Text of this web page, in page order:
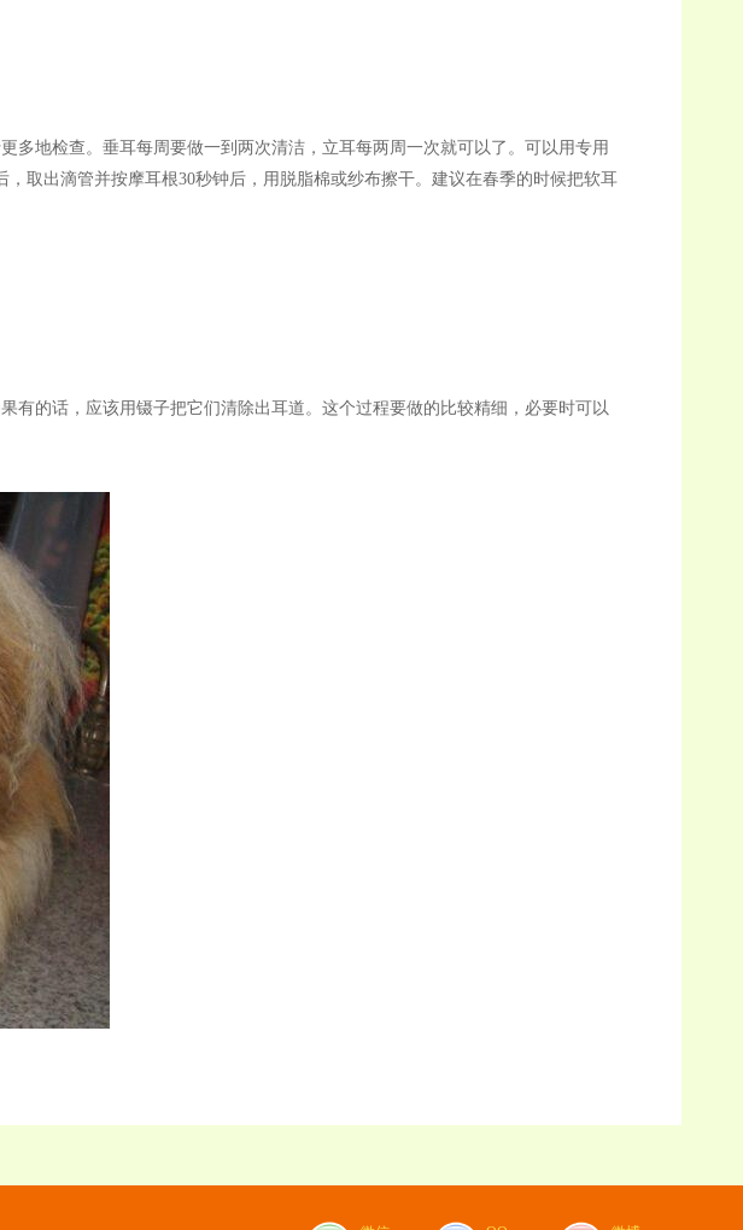
地检查。垂耳每周要做一到两次清洁，立耳每两周一次就可以了。可以用专用
取出滴管并按摩耳根30秒钟后，用脱脂棉或纱布擦干。建议在春季的时候把软耳
的话，应该用镊子把它们清除出耳道。这个过程要做的比较精细，必要时可以